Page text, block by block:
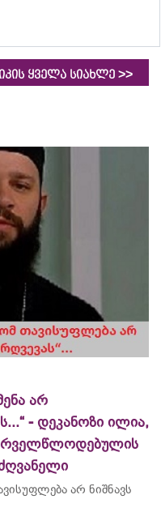
ყველა სიახლე >>
არ
- დეკანოზი ილია,
არ ნიშნავს